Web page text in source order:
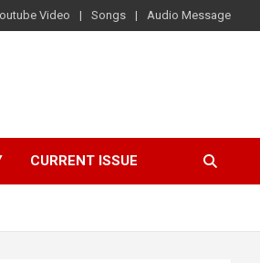
Video Songs Audio Message
CURRENT ISSUE